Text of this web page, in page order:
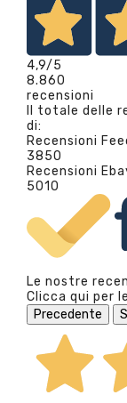
4,9/5
8.860
recensioni
Il totale delle
di:
Recensioni
3850
Recensioni
5010
Le nostre
Clicca qui per
Precedente